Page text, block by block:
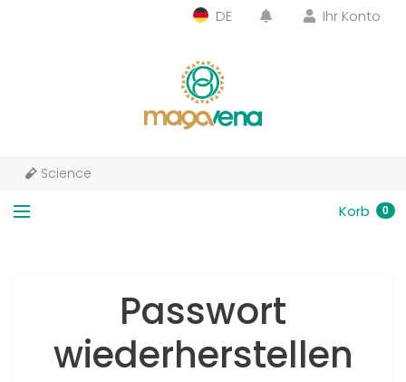
DE Ihr Konto
Science
Korb 0
Passwort
wiederherstellen